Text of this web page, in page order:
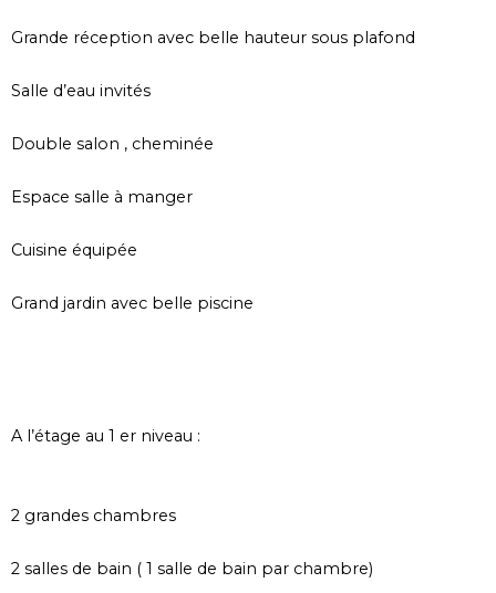
Grande réception avec belle hauteur sous plafond
Salle d’eau invités
Double salon , cheminée
Espace salle à manger
Cuisine équipée
Grand jardin avec belle piscine
A l’étage au 1 er niveau :
2 grandes chambres
2 salles de bain ( 1 salle de bain par chambre)